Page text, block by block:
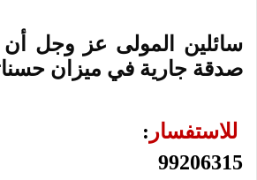
سائلين المولى عز وجل أن
صدقة جارية في ميزان
للاستفسار :
99206315